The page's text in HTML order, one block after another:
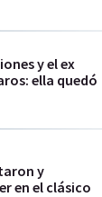
y el ex
ella quedó
y
en el clásico